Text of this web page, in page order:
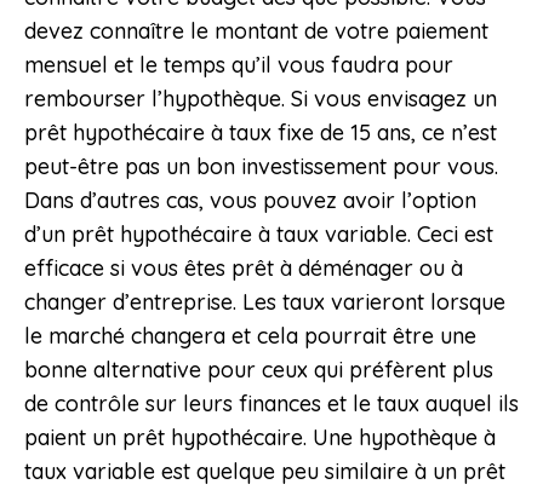
devez connaître le montant de votre paiement
mensuel et le temps qu’il vous faudra pour
rembourser l’hypothèque. Si vous envisagez un
prêt hypothécaire à taux fixe de 15 ans, ce n’est
peut-être pas un bon investissement pour vous.
Dans d’autres cas, vous pouvez avoir l’option
d’un prêt hypothécaire à taux variable. Ceci est
efficace si vous êtes prêt à déménager ou à
changer d’entreprise. Les taux varieront lorsque
le marché changera et cela pourrait être une
bonne alternative pour ceux qui préfèrent plus
de contrôle sur leurs finances et le taux auquel ils
paient un prêt hypothécaire. Une hypothèque à
taux variable est quelque peu similaire à un prêt